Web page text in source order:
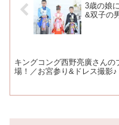
3歳の娘
&双子の
キングコング西野亮廣さんの
場！／お宮参り&ドレス撮影♪